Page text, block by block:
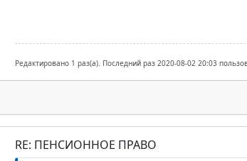
Редактировано 1 раз(а). Последний раз 2020-08-02 20:03
RE: ПЕНСИОННОЕ ПРАВО